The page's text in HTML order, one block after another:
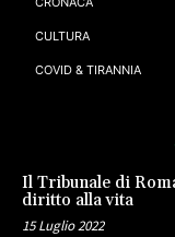
CULTURA
COVID & TIRANNIA
Il Tribunale di
diritto alla vita
15 Luglio 2022